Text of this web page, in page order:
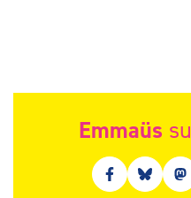
Emmaüs
Facebook